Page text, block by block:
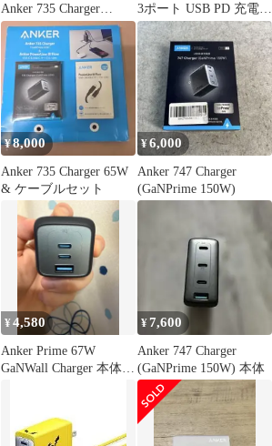
Anker 735 Charger
GaNPrime 65W
3ポート USB PD 充電器
中古
¥8,000
Anker 735 Charger 65W
& ケーブルセット
¥6,000
Anker 747 Charger
(GaNPrime 150W)
¥4,580
Anker Prime 67W
GaNWall Charger 本体
¥7,600
Anker 747 Charger
(GaNPrime 150W) 本体